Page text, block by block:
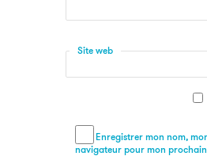
Site web
Enregistrer mon nom,
navigateur pour mon